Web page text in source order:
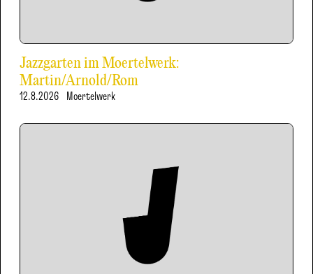
Jazzgarten im Moertelwerk:
Martin/Arnold/Rom
12.8.2026 Moertelwerk